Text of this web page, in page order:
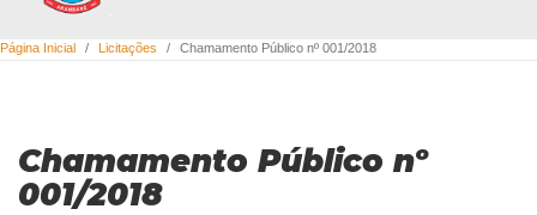
Página Inicial Licitações Chamamento Público nº 001/2018
Chamamento Público nº
001/2018